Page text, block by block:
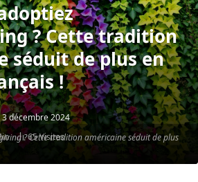
? Cette tradition américaine séduit de plus
? Cette tradition
séduit de plus en
!
3 décembre 2024
65Visites